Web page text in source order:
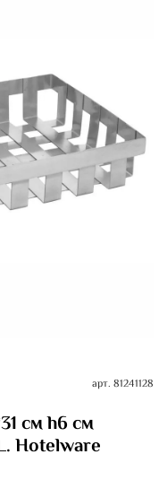
арт. 81241128
см h6 см
Hotelware